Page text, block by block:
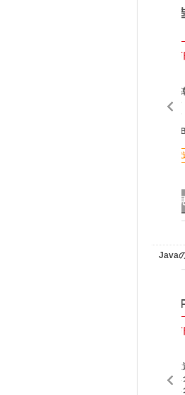
【Java/岐阜】製
・製造業向け
よび保守対応
買／人事など
ッケージアド
～開発、検証
・ユーザーか
Java , SQL ,
詳細を
Java
【Java/上流工程
改修の要件定義
大手企業向け
ム改修プロジ
およびプロジ